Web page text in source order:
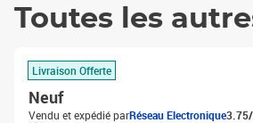
Toutes les
Livraison Offerte
Neuf
Vendu et expédié parRéseau Electronique